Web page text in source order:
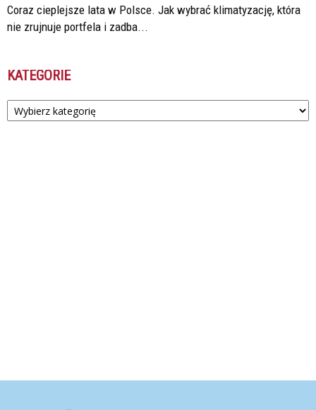
Coraz cieplejsze lata w Polsce. Jak wybrać klimatyzację, która
nie zrujnuje portfela i zadba...
KATEGORIE
Kategorie